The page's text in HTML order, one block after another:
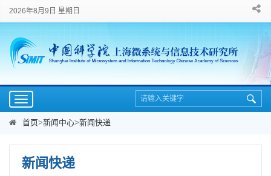
2026年8月9日 星期日
Toggle
navigation
首页>新闻中心>新闻快递
新闻快递